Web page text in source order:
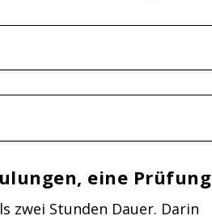
eine Prüfung
zwei Stunden Dauer. Darin